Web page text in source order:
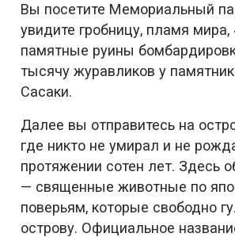
Вы посетите Мемориальный
увидите гробницу, пламя мира,
памятные руины
тысячу журавликов у
Сасаки.
Далее вы отправитесь на
где никто не умирал и не
протяжении сотен лет. Здесь
— священные животные по
поверьям, которые свободно
острову. Официальное